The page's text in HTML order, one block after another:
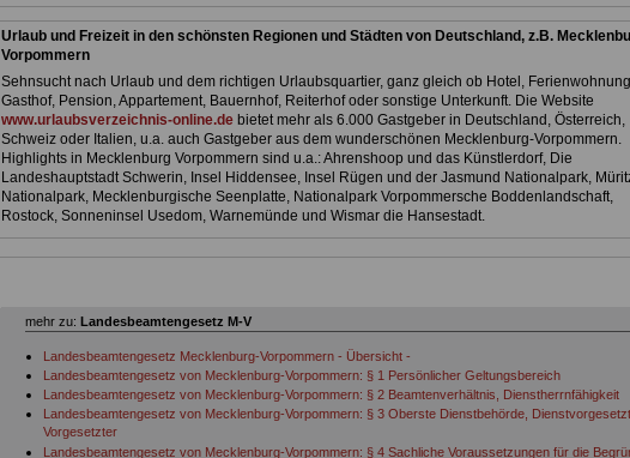
Urlaub und Freizeit in den schönsten Regionen und Städten von Deutschland, z.B.
Vorpommern
Sehnsucht nach Urlaub und dem richtigen Urlaubsquartier, ganz gleich ob Hotel,
Gasthof, Pension, Appartement, Bauernhof, Reiterhof oder sonstige Unterkunft. Die Website
www.urlaubsverzeichnis-online.debietet mehr als 6.000 Gastgeber in Deutschland, Österreich,
Schweiz oder Italien, u.a. auch Gastgeber aus dem wunderschönen Mecklenburg-Vorpommern.
Highlights in Mecklenburg Vorpommern sind u.a.: Ahrenshoop und das Künstlerdorf, Die
Landeshauptstadt Schwerin, Insel Hiddensee, Insel Rügen und der Jasmund Nationalpark,
Nationalpark, Mecklenburgische Seenplatte, Nationalpark Vorpommersche Boddenlandschaft,
Rostock, Sonneninsel Usedom, Warnemünde und Wismar die Hansestadt.
mehr zu: Landesbeamtengesetz M-V
Landesbeamtengesetz Mecklenburg-Vorpommern - Übersicht -
Landesbeamtengesetz von Mecklenburg-Vorpommern: § 1 Persönlicher Geltungsbereich
Landesbeamtengesetz von Mecklenburg-Vorpommern: § 2 Beamtenverhältnis, Dienstherrnfähigkeit
Landesbeamtengesetz von Mecklenburg-Vorpommern: § 3 Oberste Dienstbehörde,
Vorgesetzter
Landesbeamtengesetz von Mecklenburg-Vorpommern: § 4 Sachliche Voraussetzungen für die